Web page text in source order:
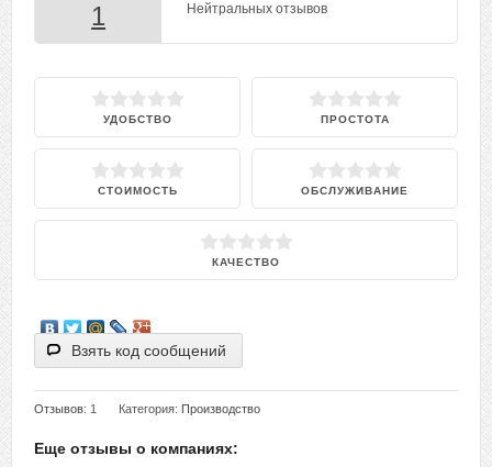
1 Нейтральных отзывов
УДОБСТВО ПРОСТОТА
СТОИМОСТЬ ОБСЛУЖИВАНИЕ
КАЧЕСТВО
Взять код сообщений
Отзывов: 1 Категория: Производство
Еще отзывы о компаниях: